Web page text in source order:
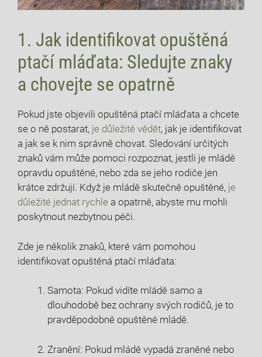
1. Jak identifikovat opuštěná
ptačí mláďata: Sledujte znaky
a chovejte se opatrně
Pokud jste objevili opuštěná ptačí mláďata a chcete
se o ně postarat, je důležité vědět, jak je identifikovat
a jak se k nim správně chovat. Sledování určitých
znaků vám může pomoci rozpoznat, jestli je mládě
opravdu opuštěné, nebo zda se jeho rodiče jen
krátce zdržují. Když je mládě skutečně opuštěné, je
důležité jednat rychle a opatrně, abyste mu mohli
poskytnout nezbytnou péči.
Zde je několik znaků, které vám pomohou
identifikovat opuštěná ptačí mláďata:
Samota: Pokud vidíte mládě samo a
dlouhodobě bez ochrany svých rodičů, je to
pravděpodobně opuštěné mládě.
Zranění: Pokud mládě vypadá zraněné nebo